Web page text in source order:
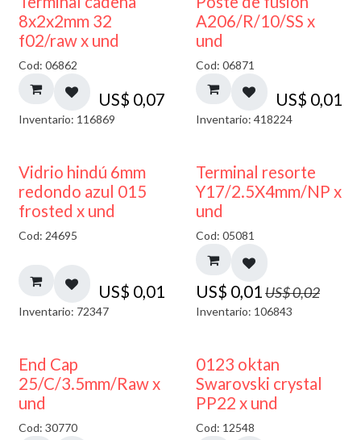
8x2x2mm 32
f02/raw x und
Cod: 06862
US$ 0,07
Inventario: 116869
A206/R/10/SS x
und
Cod: 06871
US$ 0,01
Inventario: 418224
40% DESCUENTO
Vidrio hindú 6mm
redondo azul 015
frosted x und
Cod: 24695
US$ 0,01
Inventario: 72347
50% DESCUENTO
Terminal resorte
Y17/2.5X4mm/NP x
und
Cod: 05081
US$ 0,01 US$0,02
Inventario: 106843
End Cap
25/C/3.5mm/Raw x
und
Cod: 30770
0123 oktan
Swarovski crystal
PP22 x und
Cod: 12548